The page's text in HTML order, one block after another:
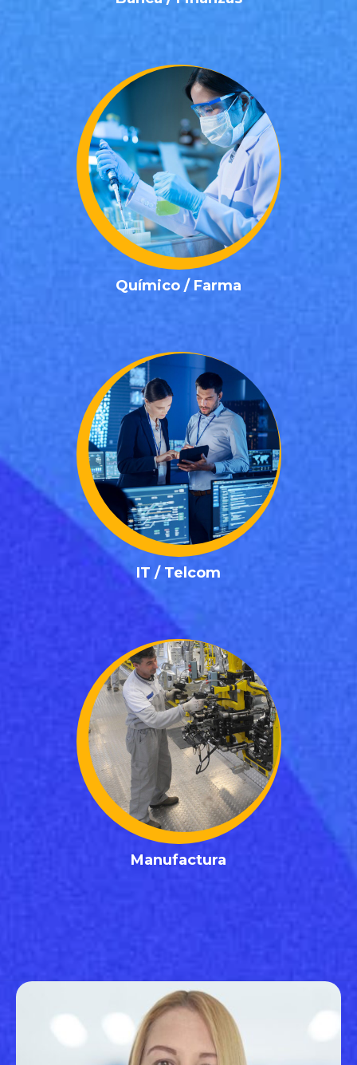
Químico / Farma
Posiciones Químico / Farma
✓ Gerente de Producción
✓ Químico Industrial
✓ Gerente de Calidad
✓ Director de Investigación y Desarrollo
✓ Especialista en Asuntos Regulatorios
✓ Especialista en Farmacovigilancia
✓ Visitador Médico
✓ Gerente de Ventas y Marketing Farmacéutico
✓ Técnico de Laboratorio
✓ Biotecnólogo
IT / Telcom
Posiciones IT / Telcom
✓ Desarrollador de Software
✓ DevOps
✓ Especialista en Ciberseguridad
✓ Administrador de Datos
✓ Diseñadores UX/UI
✓ Front End
✓ Back End
✓ Técnico en Telecomunicaciones
✓ Especialista en Soporte Técnico
✓ Ingeniero de Sistemas
Manufactura
Posiciones Manufactura
✓ Ingeniero de Procesos
✓ Supervisor / Operador de Producción
✓ Gerente de Planta
✓ Técnico de Mantenimiento
✓ Ingeniero de Calidad
✓ Operador de Máquina
✓ Especialista en Logística
✓ Coordinador de Seguridad Industrial
✓ Gerente de Cadena de Suministro
✓ Ayudante en general